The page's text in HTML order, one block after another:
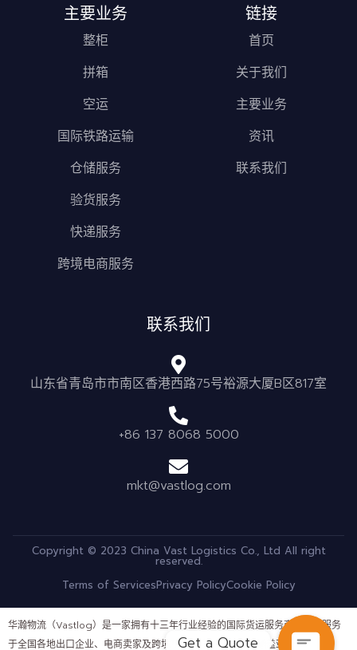
主要业务
整柜
拼箱
空运
国际铁路运输
仓储服务
验货服务
快递服务
跨境电商服务
链接
首页
关于我们
主要业务
资讯
联系我们
联系我们
山东省青岛市市南区香港西路75号裕源大厦B区817室
+86 137 8068 5000
mkt@vastlog.com
Copyright © 2023 China Vast Logistics Co., Ltd All right
reserved.
Terms of ServicesPrivacy PolicyCookie Policy
华瀚物流（Vastlog）是一家拥有十三年行业经验的国际货运服务商，长期服务
于全国各地出口企业、电商卖家及跨境平台客户。公司业务涵盖亚马逊
Get a Quote